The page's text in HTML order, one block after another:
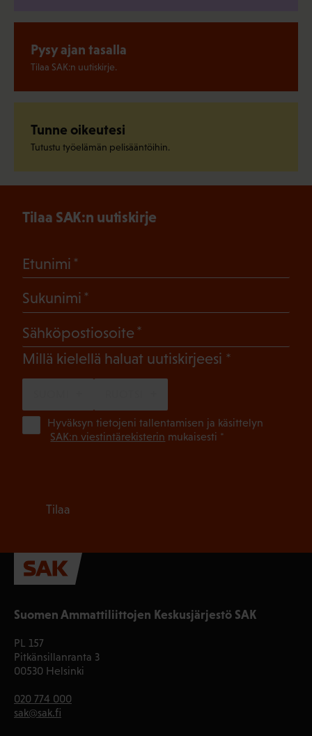
Pysy ajan tasalla
Tilaa SAK:n uutiskirje.
Tunne oikeutesi
Tutustu työelämän pelisääntöihin.
Suomen Ammattiliittojen Keskusjärjestö SAK
PL 157
Pitkänsillanranta 3
00530 Helsinki
020 774 000
sak@sak.fi
Tilaa SAK:n uutiskirje
Etunimi
Sukunimi
Sähköpostiosoite
Millä kielellä haluat uutiskirjeesi (Pakollinen)
Hyväksyn tietojeni tallentamisen ja käsittelyn
SAK:n viestintärekisterin mukaisesti *
Tilaa